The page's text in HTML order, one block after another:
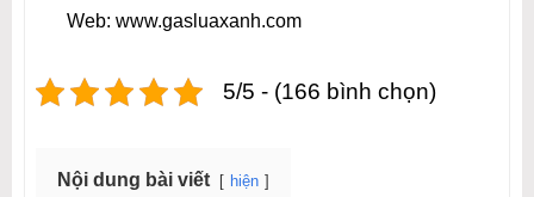
Web: www.gasluaxanh.com
5/5 - (166 bình chọn)
Nội dung bài viết hiện